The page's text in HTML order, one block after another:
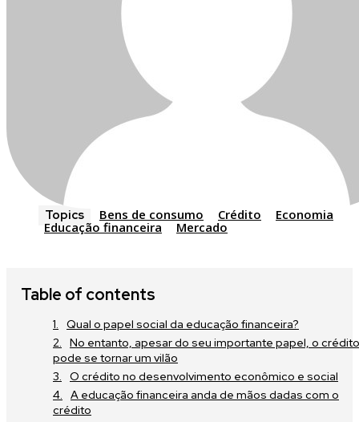
Join our community of
part of the conversation.
information is safe with us.
SUBSCRIBE
Topics Bens de consumo Crédito
Economia
Educação financeira
Mercado
Table of contents
Qual o papel social da educação financeira?
No entanto, apesar do seu importante papel, o crédito
pode se tornar um vilão
O crédito no desenvolvimento econômico e social
A educação financeira anda de mãos dadas com o
crédito